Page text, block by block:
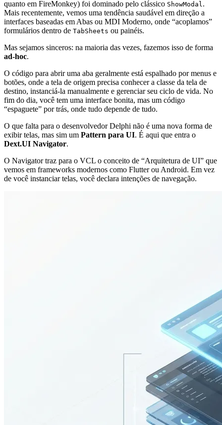
quanto em FireMonkey) foi dominado pelo clássico ShowModal .
Mais recentemente, vemos uma tendência saudável em direção a
interfaces baseadas em Abas ou MDI Moderno, onde “acoplamos”
formulários dentro de TabSheets ou painéis.
Mas sejamos sinceros: na maioria das vezes, fazemos isso de forma
ad-hoc.
O código para abrir uma aba geralmente está espalhado por menus e
botões, onde a tela de origem precisa conhecer a classe da tela de
destino, instanciá-la manualmente e gerenciar seu ciclo de vida. No
fim do dia, você tem uma interface bonita, mas um código
“espaguete” por trás, onde tudo depende de tudo.
O que falta para o desenvolvedor Delphi não é uma nova forma de
exibir telas, mas sim um Pattern para UI. É aqui que entra o
Dext.UI Navigator.
O Navigator traz para o VCL o conceito de “Arquitetura de UI” que
vemos em frameworks modernos como Flutter ou Android. Em vez
de você instanciar telas, você declara intenções de navegação.